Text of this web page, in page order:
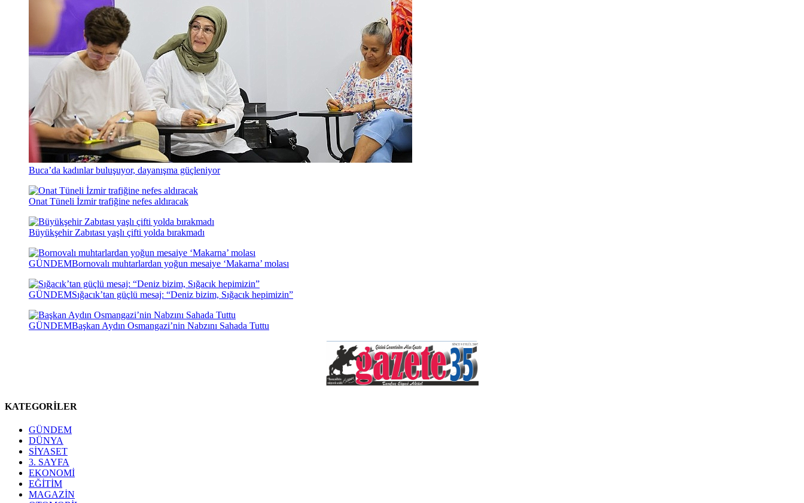
Buca’da kadınlar buluşuyor, dayanışma güçleniyor
Onat Tüneli İzmir trafiğine nefes aldıracak
Büyükşehir Zabıtası yaşlı çifti yolda bırakmadı
GÜNDEMBornovalı muhtarlardan yoğun mesaiye ‘Makarna’ molası
GÜNDEMSığacık’tan güçlü mesaj: “Deniz bizim, Sığacık hepimizin”
GÜNDEMBaşkan Aydın Osmangazi’nin Nabzını Sahada Tuttu
KATEGORİLER
GÜNDEM
DÜNYA
SİYASET
3. SAYFA
EKONOMİ
EĞİTİM
MAGAZİN